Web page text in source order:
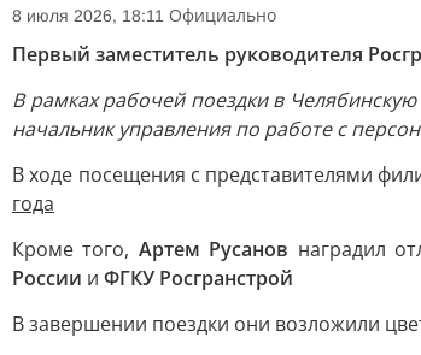
8 июля 2026, 18:11 Официально
Первый заместитель руководителя
В рамках рабочей поездки в
начальник управления по работе с
В ходе посещения с представителями
года
Кроме того, Артем Русанов наградил
России и ФГКУ Росгранстрой
В завершении поездки они возложили